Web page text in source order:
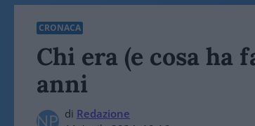
CRONACA
Chi era (e cosa ha
anni
di Redazione